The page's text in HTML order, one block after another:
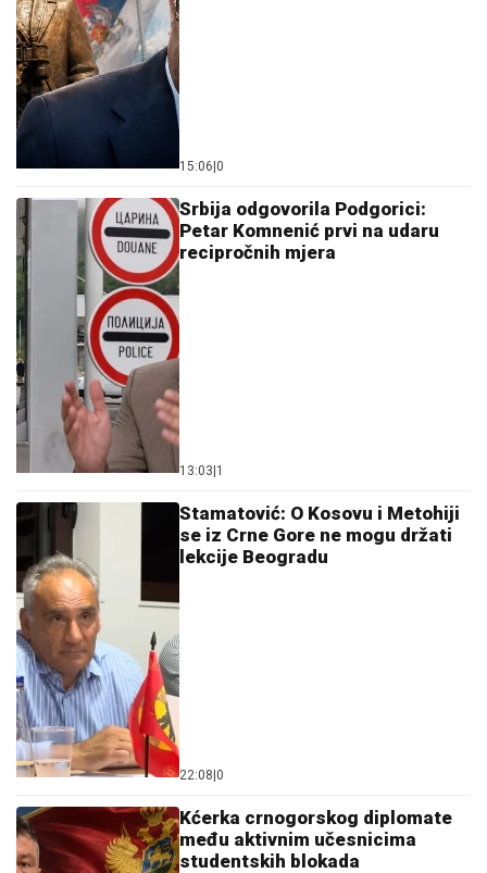
15:06|0
Srbija odgovorila Podgorici:
Petar Komnenić prvi na udaru
recipročnih mjera
13:03|1
Stamatović: O Kosovu i Metohiji
se iz Crne Gore ne mogu držati
lekcije Beogradu
22:08|0
Kćerka crnogorskog diplomate
među aktivnim učesnicima
studentskih blokada